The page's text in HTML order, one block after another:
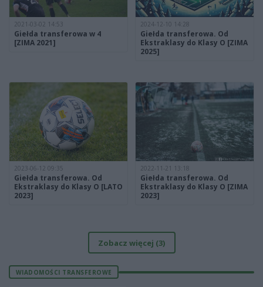
2021-03-02 14:53
Giełda transferowa w 4
[ZIMA 2021]
2024-12-10 14:28
Giełda transferowa. Od
Ekstraklasy do Klasy O [ZIMA
2025]
2023-06-12 09:35
Giełda transferowa. Od
Ekstraklasy do Klasy O [LATO
2023]
2022-11-21 13:18
Giełda transferowa. Od
Ekstraklasy do Klasy O [ZIMA
2023]
Zobacz więcej (3)
WIADOMOŚCI TRANSFEROWE